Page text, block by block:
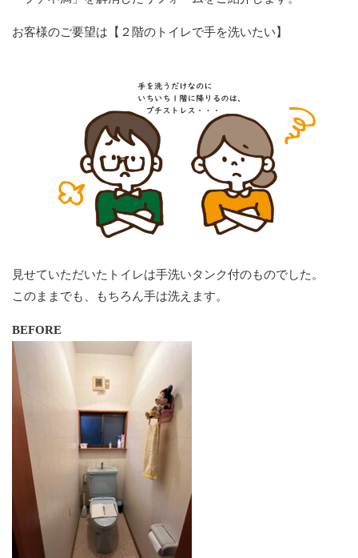
お客様のご要望は【２階のトイレで手を洗いたい】
見せていただいたトイレは手洗いタンク付のものでした。
このままでも、もちろん手は洗えます。
BEFORE